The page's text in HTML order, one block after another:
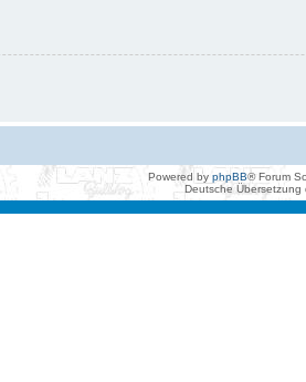
Powered by phpBB® Forum
Deutsche Übersetzung